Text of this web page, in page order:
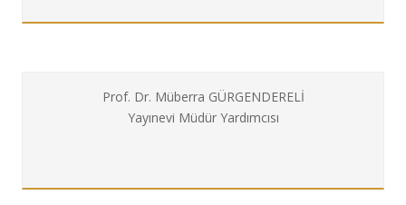
Prof. Dr. Müberra GÜRGENDERELİ
Yayınevi Müdür Yardımcısı